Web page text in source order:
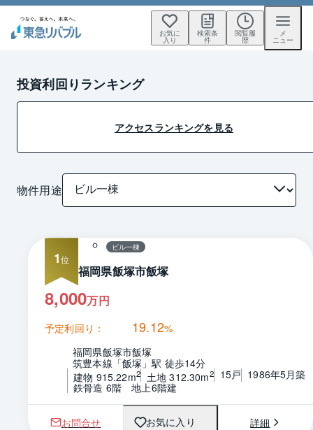
お気に
入り
検索条
件
閲覧履
歴
メ
ニュー
投資利回りランキング
アクセスランキングを見る
物件用途
1
ビル一棟
福岡県飯塚市飯塚
8,000万円
予定利回り： 19.12%
福岡県飯塚市飯塚
筑豊本線「飯塚」駅 徒歩14分
建物 915.22m2 土地 312.30m2 15戸 1986年5月築
鉄骨造 6階　地上6階建
お問合せ お気に入り 詳細
1 / 0 間取り